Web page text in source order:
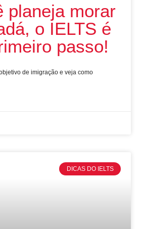
planeja morar
o IELTS é
passo!
de imigração e veja como
DICAS DO IELTS